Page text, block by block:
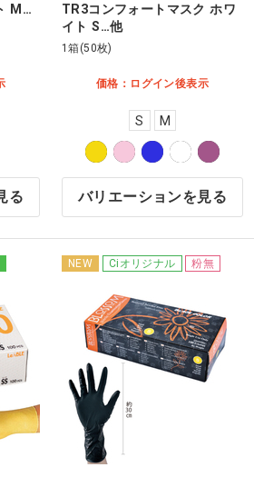
M…
る
TR3コンフォートマスク ホワ
イト S…他
1箱(50枚)
価格：ログイン後表示
S M
バリエーションを見る
NEW Ciオリジナル 粉無